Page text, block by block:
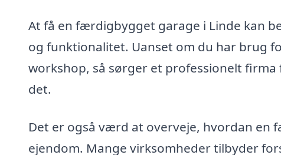
At få en færdigbygget garage i Linde kan
og funktionalitet. Uanset om du har brug
workshop, så sørger et professionelt
det.
Det er også værd at overveje, hvordan
ejendom. Mange virksomheder tilbyder